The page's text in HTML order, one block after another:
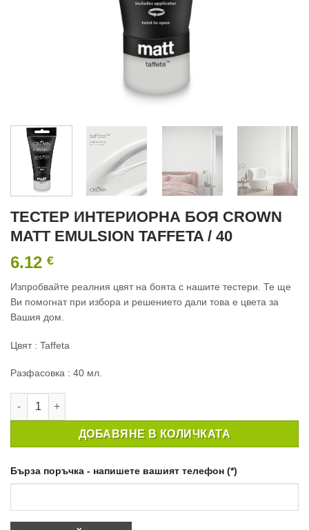
ТЕСТЕР ИНТЕРИОРНА БОЯ CROWN
MATT EMULSION TAFFETA / 40
6.12 €
Изпробвайте реалния цвят на боята с нашите тестери. Те ще
Ви помогнат при избора и решението дали това е цвета за
Вашия дом.
Цвят : Taffeta
Разфасовка : 40 мл.
количество за ТЕСТЕР ИНТЕРИОРНА БОЯ CROWN MATT
ДОБАВЯНЕ В КОЛИЧКАТА
Бърза поръчка - напишете вашият телефон (*)